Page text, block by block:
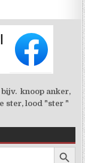
knoop anker,
ster, lood "ster "